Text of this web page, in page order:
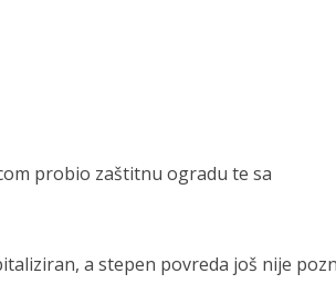
probio zaštitnu ogradu te sa
a stepen povreda još nije